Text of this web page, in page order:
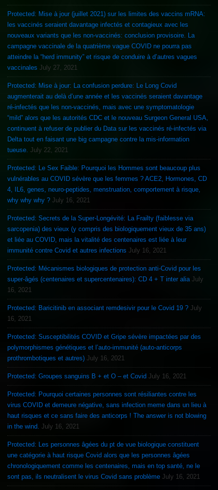
Protected: Mise à jour (juillet 2021) sur les limites des vaccins mRNA:
les vaccinés seraient davantage infectés et contagieux avec les
nouveaux variants que les non-vaccinés: conclusion provisoire. La
campagne vaccinale de la quatrième vague COVID ne pourra pas
atteindre la “herd immunity” et risque de conduire à d’autres vagues
vaccinales July 27, 2021
Protected: Mise à jour: La confusion perdure: Le Long Covid
augmenterait au delà d’une année et les vaccinés seraient davantage
ré-infectés que les non-vaccinés, mais avec une symptomatologie
“mild” alors que les autorités CDC et le nouveau Surgeon General USA,
continuent à refuser de publier du Data sur les vaccinés ré-infectés via
Delta tout en faisant une big campagne contre la mis-information
tueuse. July 22, 2021
Protected: Le Sex Faible: Pourquoi les Hommes sont beaucoup plus
vulnérables au COVID sévère que les femmes ? ACE2, Hormones, CD
4, IL6, genes, neuro-peptides, menstruation, comportement à risque,
why why why ? July 16, 2021
Protected: Secrets de la Super-Longévité: La Frailty (faiblesse via
sarcopenia) des vieux (y compris des biologiquement vieux de 35 ans)
et liée au COVID, mais la vitalité des centenaires est liée à leur
immunité contre Covid et autres infections July 16, 2021
Protected: Mécanismes biologiques de protection anti-Covid pour les
super-âgés (centenaires et supercentenaires): CD 4 + T inter alia July
16, 2021
Protected: Baricitinib en associant remdesivir pour le Covid 19 ? July
16, 2021
Protected: Susceptibilités COVID et Gripe sévère impactées par des
polymorphismes génétiques et l’auto-immunité (auto-anticorps
prothrombotiques et autres) July 16, 2021
Protected: Groupes sanguins B + et O – et Covid July 16, 2021
Protected: Pourquoi certaines personnes sont résiliantes contre les
virus COVID et demeure négative, sans infection meme dans un lieu à
haut risques et ce sans faire des anticorps ! The answer is not blowing
in the wind. July 16, 2021
Protected: Les personnes âgées du pt de vue biologique constituent
une catégorie à haut risque Covid alors que les personnes âgées
chronologiquement comme les centenaires, mais en top santé, ne le
sont pas, ils neutralisent le virus Covid sans problème July 16, 2021